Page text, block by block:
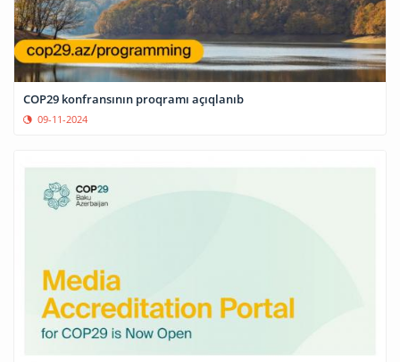
COP29 konfransının proqramı açıqlanıb
09-11-2024